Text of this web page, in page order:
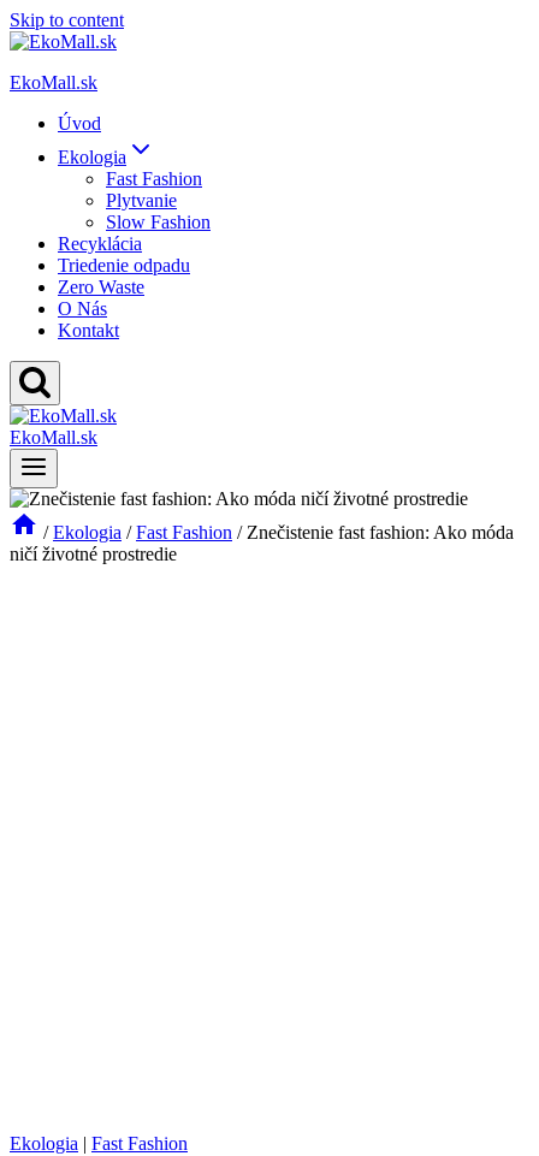
Skip to content
EkoMall.sk
Úvod
Ekologia
Fast Fashion
Plytvanie
Slow Fashion
Recyklácia
Triedenie odpadu
Zero Waste
O Nás
Kontakt
EkoMall.sk
/ Ekologia / Fast Fashion / Znečistenie fast fashion: Ako móda
ničí životné prostredie
Ekologia | Fast Fashion